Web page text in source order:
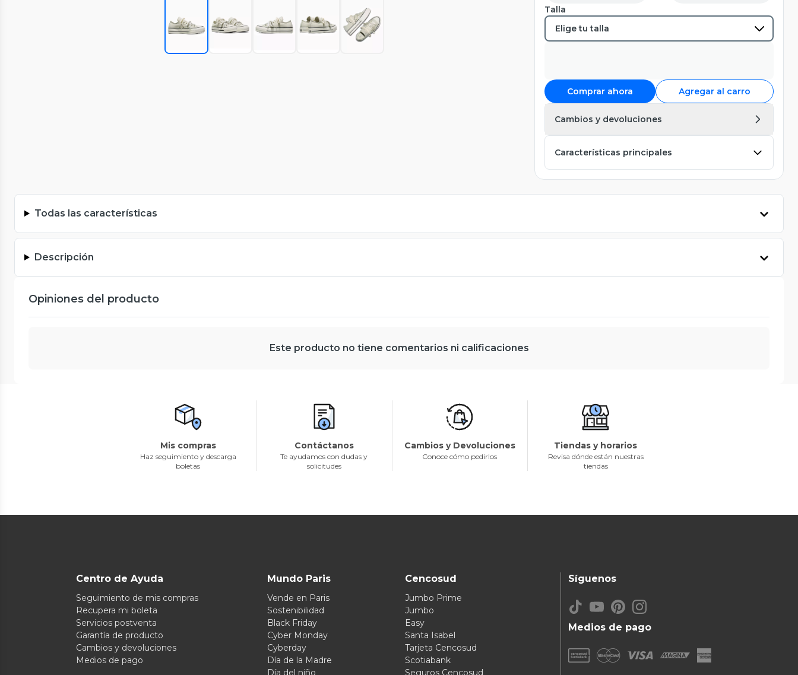
Talla
Comprar ahora Agregar al carro
Cambios y devoluciones
Características principales
Todas las características
Descripción
Opiniones del producto
Este producto no tiene comentarios ni calificaciones
Mis compras
Haz seguimiento y descarga
boletas
Contáctanos
Te ayudamos con dudas y
solicitudes
Cambios y Devoluciones
Conoce cómo pedirlos
Tiendas y horarios
Revisa dónde están nuestras
tiendas
Centro de Ayuda
Seguimiento de mis compras
Recupera mi boleta
Servicios postventa
Garantía de producto
Cambios y devoluciones
Medios de pago
Mundo Paris
Vende en Paris
Sostenibilidad
Black Friday
Cyber Monday
Cyberday
Día de la Madre
Día del niño
Cencosud
Jumbo Prime
Jumbo
Easy
Santa Isabel
Tarjeta Cencosud
Scotiabank
Seguros Cencosud
Medios de pago
Síguenos